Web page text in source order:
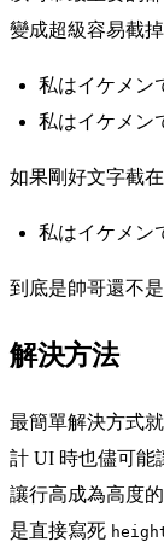
變成超級容易截
私はイケメン
私はイケメン
如果剛好文字截
私はイケメン
到底是帥哥還不
解決方法
最簡單解決方式
計 UI 時也儘可能
讓行高成為高度
是直接寫死